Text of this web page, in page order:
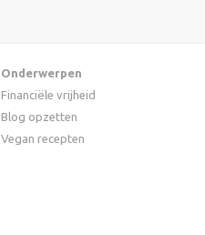
Onderwerpen
Financiële vrijheid
Blog opzetten
Vegan recepten